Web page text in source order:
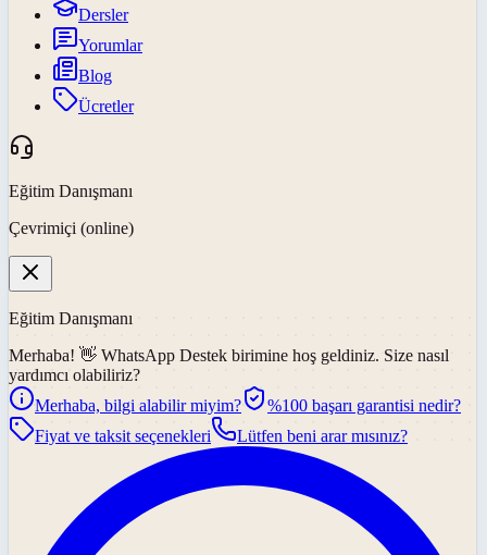
Dersler
Yorumlar
Blog
Ücretler
Eğitim Danışmanı
Çevrimiçi (online)
Eğitim Danışmanı
Merhaba! 👋 WhatsApp Destek birimine hoş geldiniz. Size nasıl
yardımcı olabiliriz?
Merhaba, bilgi alabilir miyim?
%100 başarı garantisi nedir?
Fiyat ve taksit seçenekleri
Lütfen beni arar mısınız?